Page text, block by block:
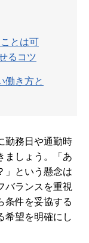
とは可
るコツ
働き方と
勤務日や通勤時
ましょう。「あ
」という懸念は
バランスを重視
条件を妥協する
希望を明確にし